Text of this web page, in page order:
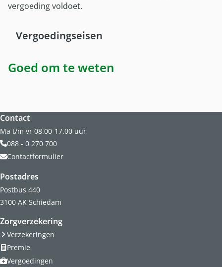
vergoeding voldoet.
Vergoedingseisen
Goed om te weten
Website footer
Contact
Ma t/m vr 08.00-17.00 uur
088 - 0 270 700
Contactformulier
Postadres
Postbus 440
3100 AK Schiedam
Zorgverzekering
Verzekeringen
Premie
Vergoedingen